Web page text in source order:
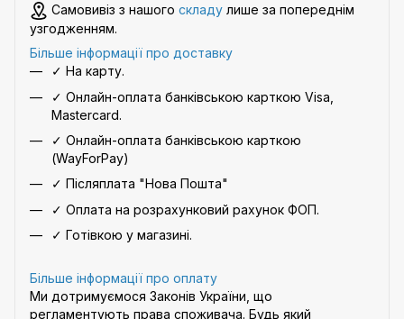
Самовивіз з нашого складу лише за попереднім
узгодженням.
Більше інформації про доставку
✓ На карту.
✓ Онлайн-оплата банківською карткою Visa,
Mastercard.
✓ Онлайн-оплата банківською карткою
(WayForPay)
✓ Післяплата "Нова Пошта"
✓ Оплата на розрахунковий рахунок ФОП.
✓ Готівкою у магазині.
Більше інформації про оплату
Ми дотримуємося Законів України, що
регламентують права споживача. Будь який